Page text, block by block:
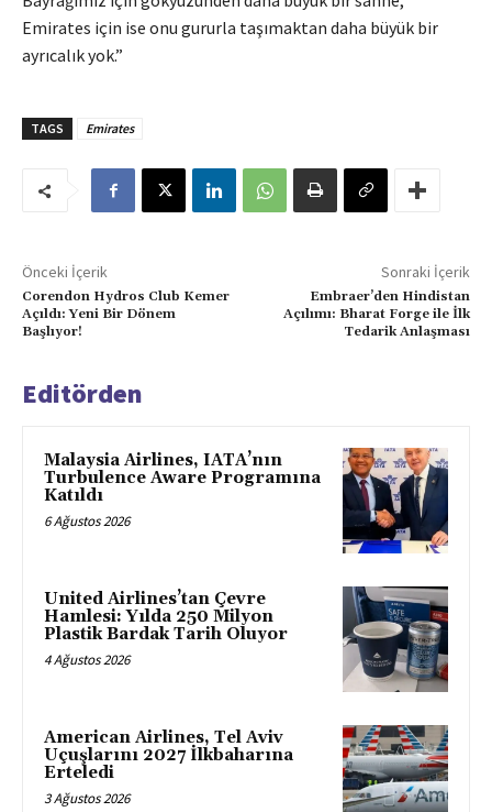
Emirates için ise onu gururla taşımaktan daha büyük bir
ayrıcalık yok.”
TAGS Emirates
Önceki İçerik
Corendon Hydros Club Kemer
Açıldı: Yeni Bir Dönem
Başlıyor!
Sonraki İçerik
Embraer’den Hindistan
Açılımı: Bharat Forge ile İlk
Tedarik Anlaşması
Editörden
Malaysia Airlines, IATA’nın
Turbulence Aware Programına
Katıldı
6 Ağustos 2026
United Airlines’tan Çevre
Hamlesi: Yılda 250 Milyon
Plastik Bardak Tarih Oluyor
4 Ağustos 2026
American Airlines, Tel Aviv
Uçuşlarını 2027 İlkbaharına
Erteledi
3 Ağustos 2026